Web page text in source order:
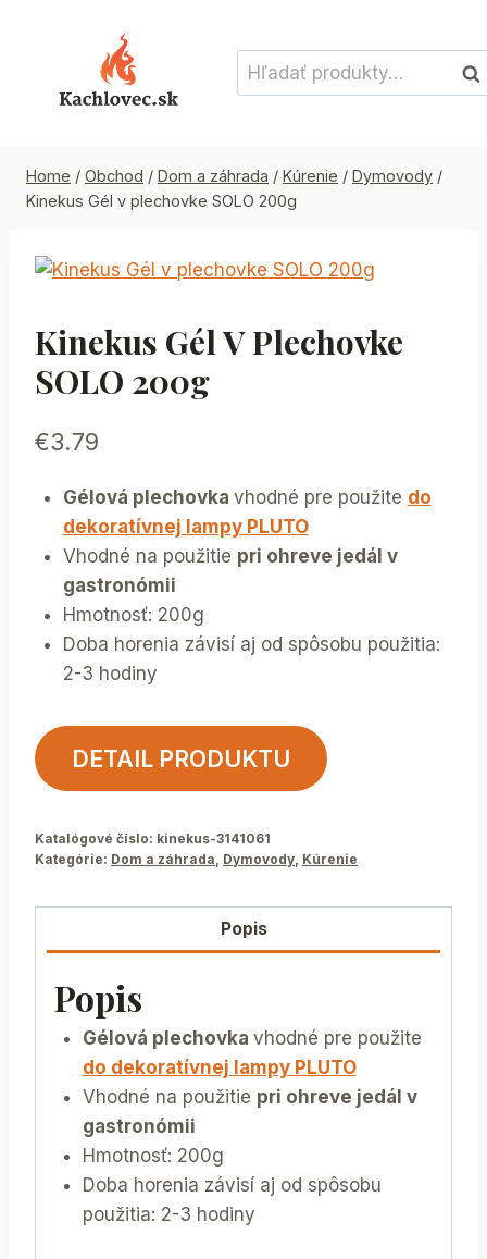
Hľadať:
Home / Obchod / Dom a záhrada / Kúrenie / Dymovody /
Kinekus Gél v plechovke SOLO 200g
Kinekus Gél V Plechovke
SOLO 200g
€3.79
Gélová plechovka vhodné pre použite do
dekoratívnej lampy PLUTO
Vhodné na použitie pri ohreve jedál v
gastronómii
Hmotnosť: 200g
Doba horenia závisí aj od spôsobu použitia:
2-3 hodiny
DETAIL PRODUKTU
Katalógové číslo: kinekus-3141061
Kategórie: Dom a záhrada, Dymovody, Kúrenie
Popis
Popis
Gélová plechovka vhodné pre použite
do dekoratívnej lampy PLUTO
Vhodné na použitie pri ohreve jedál v
gastronómii
Hmotnosť: 200g
Doba horenia závisí aj od spôsobu
použitia: 2-3 hodiny